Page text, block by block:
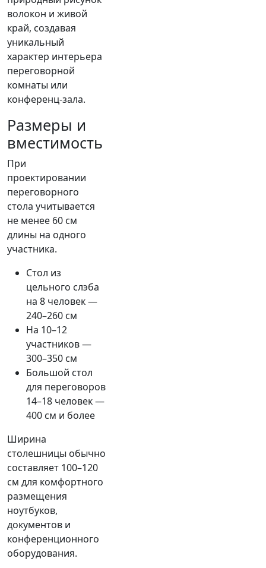
волокон и живой
край, создавая
уникальный
характер интерьера
переговорной
комнаты или
конференц-зала.
Размеры и
вместимость
При
проектировании
переговорного
стола учитывается
не менее 60 см
длины на одного
участника.
Стол из
цельного слэба
на 8 человек —
240–260 см
На 10–12
участников —
300–350 см
Большой стол
для переговоров
14–18 человек —
400 см и более
Ширина
столешницы обычно
составляет 100–120
см для комфортного
размещения
ноутбуков,
документов и
конференционного
оборудования.